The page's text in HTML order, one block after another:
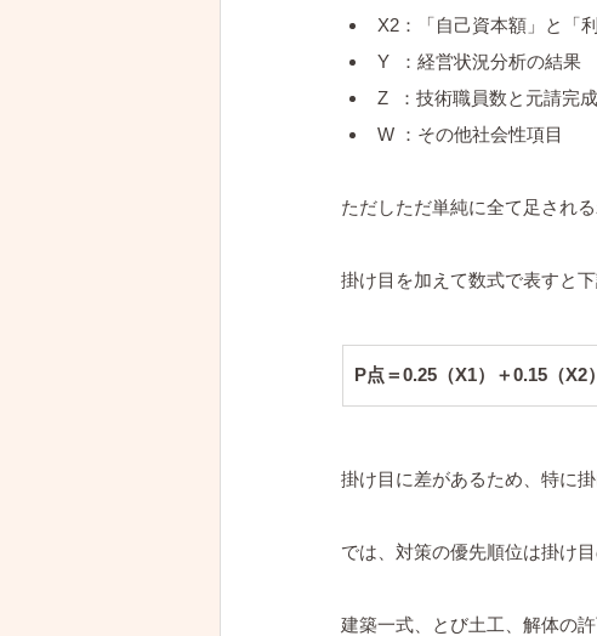
X2：「自己資本額」と「
Y  ：経営状況分析の結果
Z  ：技術職員数と元請完
W ：その他社会性項目
ただしただ単純に全て足される
掛け目を加えて数式で表すと
P点＝0.25（X1）＋0.15（X2
掛け目に差があるため、特に
では、対策の優先順位は掛け
建築一式、とび土工、解体の